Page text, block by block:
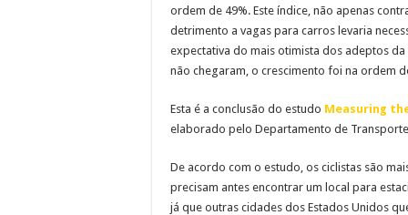
ordem de 49%. Este índice, não apenas
detrimento a vagas para carros levaria
expectativa do mais otimista dos adeptos
não chegaram, o crescimento foi na ordem
Esta é a conclusão do estudo Measuring
elaborado pelo Departamento de
De acordo com o estudo, os ciclistas são
precisam antes encontrar um local para
já que outras cidades dos Estados Unidos